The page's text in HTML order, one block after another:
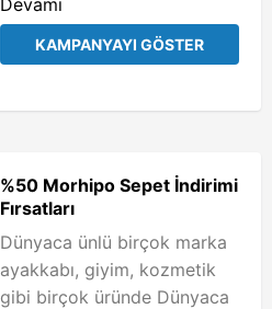
Devamı
KAMPANYAYI GÖSTER
%50 Morhipo Sepet İndirimi
Fırsatları
Dünyaca ünlü birçok marka
ayakkabı, giyim, kozmetik
gibi birçok üründe Dünyaca